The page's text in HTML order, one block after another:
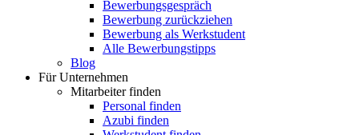
Bewerbungsgespräch
Bewerbung zurückziehen
Bewerbung als Werkstudent
Alle Bewerbungstipps
Blog
Für Unternehmen
Mitarbeiter finden
Personal finden
Azubi finden